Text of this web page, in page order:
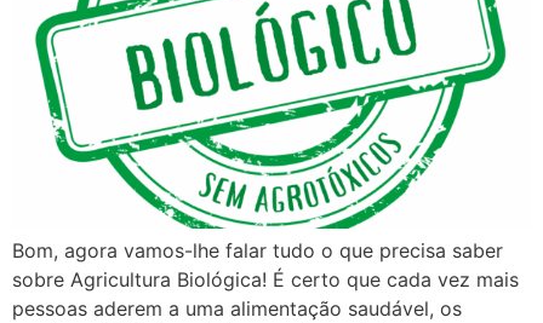
Bom, agora vamos-lhe falar tudo o que precisa saber
sobre Agricultura Biológica! É certo que cada vez mais
pessoas aderem a uma alimentação saudável, os